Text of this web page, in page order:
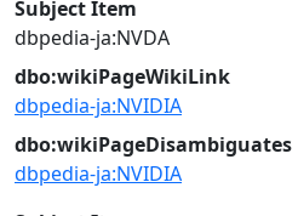
Subject Item
dbpedia-ja:NVDA
dbo:wikiPageWikiLink
dbpedia-ja:NVIDIA
dbo:wikiPageDisambiguates
dbpedia-ja:NVIDIA